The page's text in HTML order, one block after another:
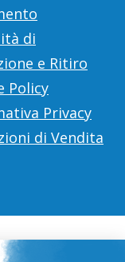
di
e Ritiro
Policy
Privacy
di Vendita
Gaoni